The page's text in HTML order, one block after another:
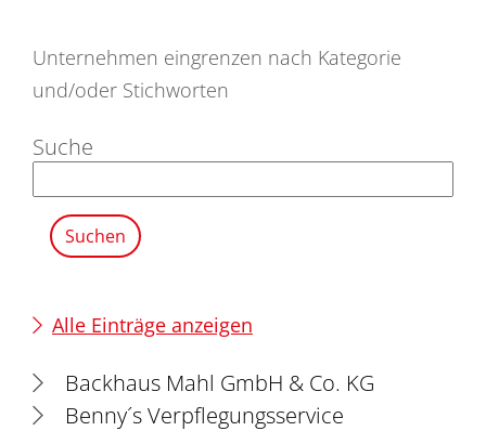
Unternehmen eingrenzen nach Kategorie
und/oder Stichworten
Suche
Alle Einträge anzeigen
Backhaus Mahl GmbH & Co. KG
Benny´s Verpflegungsservice